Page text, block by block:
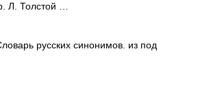
Л. Толстой …
русских синонимов. из под